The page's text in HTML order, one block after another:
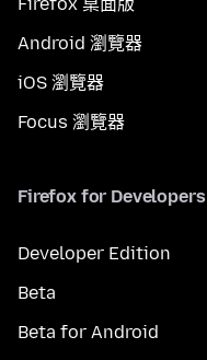
Android 瀏覽器
iOS 瀏覽器
Focus 瀏覽器
Firefox for Developers
Developer Edition
Beta
Beta for Android